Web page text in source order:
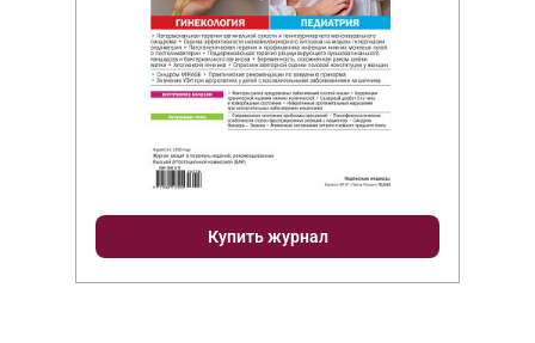
Купить журнал